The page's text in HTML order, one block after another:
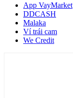
App VayMarket
DDCASH
Malaka
Ví trái cam
We Credit